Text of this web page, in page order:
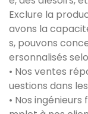
Exclure la
avons la
s, pouvons
ersonnalisés
• Nos ventes
uestions dans
• Nos